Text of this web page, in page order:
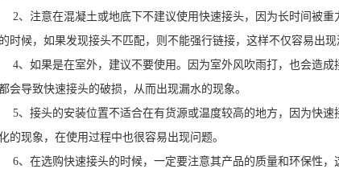
2、注意在混凝土或地底下不建议使用快速接头，因为长时间被
时候，如果发现接头不匹配，则不能强行链接，这样不仅容易出
4、如果是在室外，建议不要使用。因为室外风吹雨打，也会造
会导致快速接头的破损，从而出现漏水的现象。
5、接头的安装位置不适合在有货源或温度较高的地方，因为快
的现象，在使用过程中也很容易出现问题。
6、在选购快速接头的时候，一定要注意其产品的质量和环保性，